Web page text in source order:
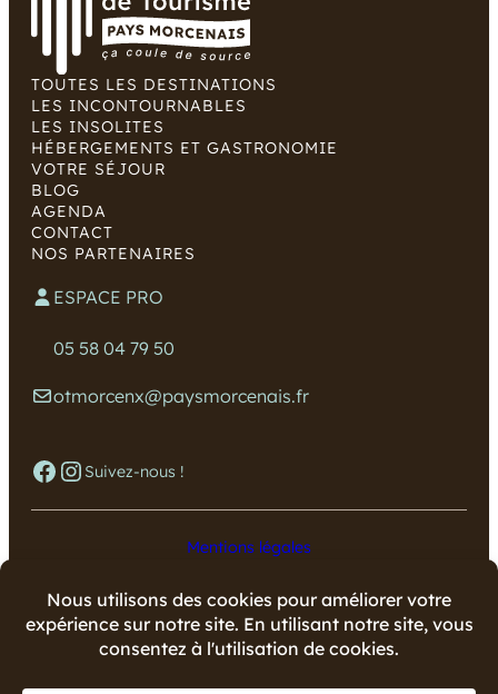
TOUTES LES DESTINATIONS
LES INCONTOURNABLES
LES INSOLITES
HÉBERGEMENTS ET GASTRONOMIE
VOTRE SÉJOUR
BLOG
AGENDA
CONTACT
NOS PARTENAIRES
ESPACE PRO
05 58 04 79 50
otmorcenx@paysmorcenais.fr
Facebook Instagram Suivez-nous !
Mentions légales
Données personnelles